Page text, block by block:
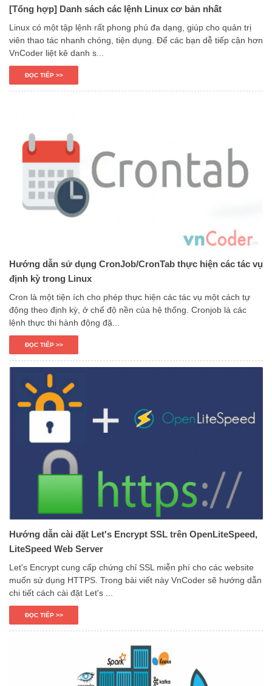
[Tổng hợp] Danh sách các lệnh Linux cơ bản nhất
Linux có một tập lệnh rất phong phú đa dạng, giúp cho quản trị
viên thao tác nhanh chóng, tiện dụng. Để các bạn dễ tiếp cận hơn
VnCoder liệt kê danh s...
ĐỌC TIẾP >>
Hướng dẫn sử dụng CronJob/CronTab thực hiện các tác vụ
định kỳ trong Linux
Cron là một tiện ích cho phép thực hiện các tác vụ một cách tự
động theo định kỳ, ở chế độ nền của hệ thống. Cronjob là các
lệnh thực thi hành động đặ...
ĐỌC TIẾP >>
Hướng dẫn cài đặt Let's Encrypt SSL trên OpenLiteSpeed,
LiteSpeed Web Server
Let's Encrypt cung cấp chứng chỉ SSL miễn phí cho các website
muốn sử dụng HTTPS. Trong bài viết này VnCoder sẽ hướng dẫn
chi tiết cách cài đặt Let's ...
ĐỌC TIẾP >>